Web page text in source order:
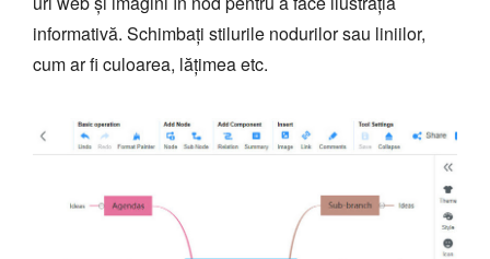
informativă. Schimbați stilurile nodurilor sau liniilor,
cum ar fi culoarea, lățimea etc.